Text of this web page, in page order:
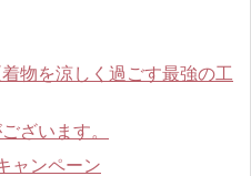
物を涼しく過ごす最強の工
ざいます。
ャンペーン